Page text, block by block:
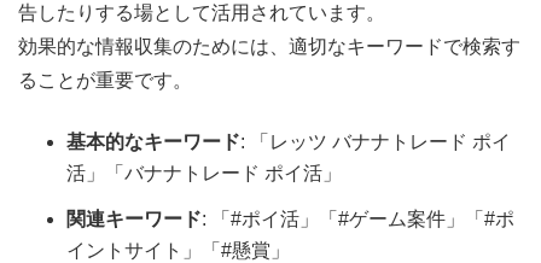
告したりする場として活用されています。
効果的な情報収集のためには、適切なキーワードで検索す
ることが重要です。
基本的なキーワード: 「レッツ バナナトレード ポイ
活」「バナナトレード ポイ活」
関連キーワード: 「#ポイ活」「#ゲーム案件」「#ポ
イントサイト」「#懸賞」